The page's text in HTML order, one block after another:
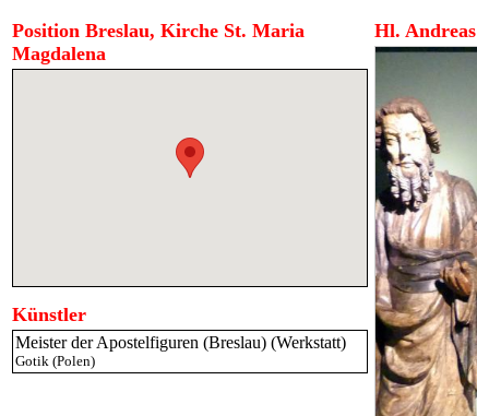
Position Breslau, Kirche St. Maria
Magdalena
Künstler
Meister der Apostelfiguren (Breslau) (Werkstatt)
Gotik (Polen)
Hl. Andreas